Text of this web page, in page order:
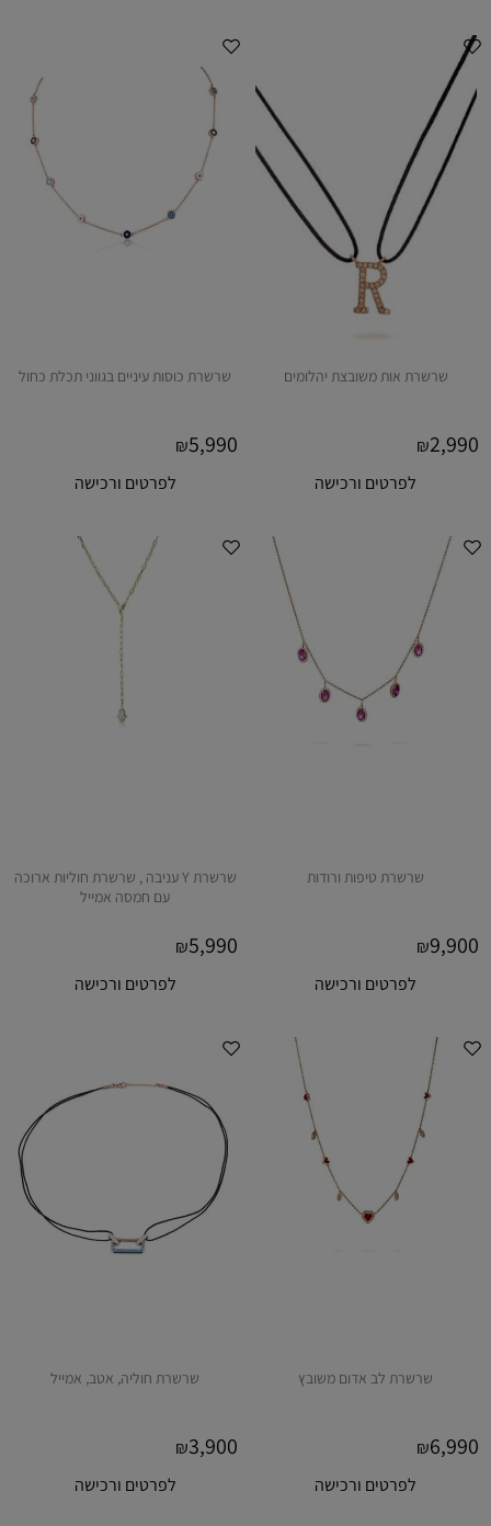
שרשרת אות משובצת יהלומים
₪2,990
לפרטים ורכישה
שרשרת כוסות עיניים בגווני תכלת כחול
₪5,990
לפרטים ורכישה
שרשרת טיפות ורודות
₪9,900
לפרטים ורכישה
שרשרת Y עניבה , שרשרת חוליות ארוכה
עם חמסה אמייל
₪5,990
לפרטים ורכישה
שרשרת לב אדום משובץ
₪6,990
לפרטים ורכישה
שרשרת חוליה, אטב, אמייל
₪3,900
לפרטים ורכישה